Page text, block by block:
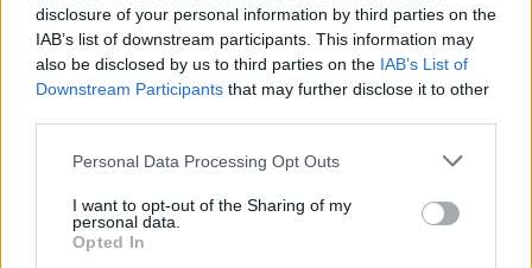
disclosure of your personal information by third parties on the
IAB’s list of downstream participants. This information may
also be disclosed by us to third parties on the IAB’s List of
Downstream Participants that may further disclose it to other
Personal Data Processing Opt Outs
I want to opt-out of the Sharing of my
personal data.
Opted In
Cím: Müller Márta
Nagyházi Galéria és Aukciósház
Kft.
1055 Budapest, Balaton utca 8.
4756005
http://www.nagyhazi.hu
Bemutatkozás: Magas színvonalú festmények és műtárgyak,